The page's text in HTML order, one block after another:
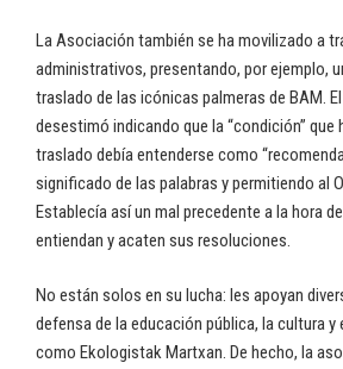
La Asociación también se ha movilizado a
administrativos, presentando, por ejemplo,
traslado de las icónicas palmeras de BAM.
desestimó indicando que la “condición” que
traslado debía entenderse como
significado de las palabras y permitiendo al
Establecía así un mal precedente a la hora
entiendan y acaten sus resoluciones.
No están solos en su lucha: les apoyan
defensa de la educación pública, la cultura
como Ekologistak Martxan. De hecho, la